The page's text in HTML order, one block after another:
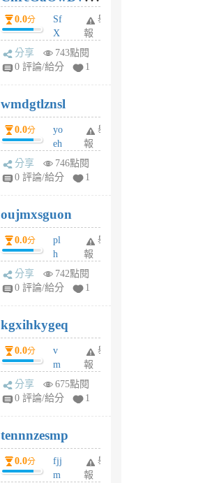
前
dY0.0分
Sf
X
Pe
Jc
R
P
m
v
A
V
個
月
前
舉
報
分享
743點閱
0 評論/給分
1
wmdgtlznsl
0.0分
yo
eh
ld
gy
個
月
前
舉
報
分享
746點閱
0 評論/給分
1
oujmxsguon
0.0分
pl
h
wi
w
6
個
月
前
舉
報
分享
742點閱
0 評論/給分
1
kgxihkygeq
0.0分
v
m
sg
sr
6
個
月
前
舉
報
分享
675點閱
0 評論/給分
1
tennnzesmp
0.0分
fjj
m
舉
報